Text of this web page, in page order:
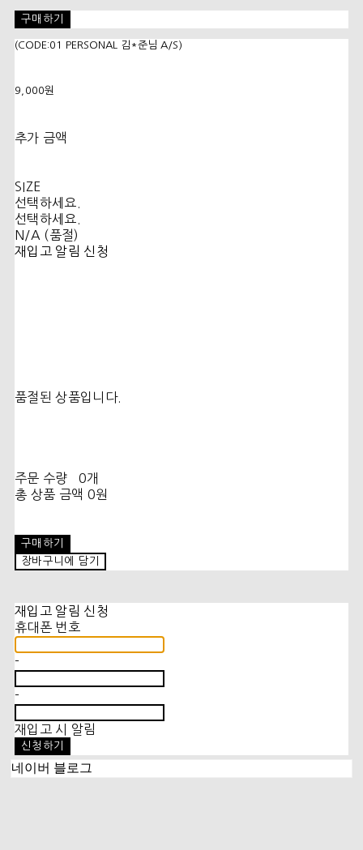
구매하기
(CODE:01 PERSONAL 김*준님 A/S)
9,000원
추가 금액
SIZE
선택하세요.
선택하세요.
N/A (품절)
재입고 알림 신청
품절된 상품입니다.
주문 수량
0개
총 상품 금액 0원
구매하기
장바구니에 담기
재입고 알림 신청
휴대폰 번호
-
-
재입고 시 알림
신청하기
네이버 블로그